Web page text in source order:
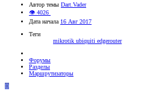
Автор темы Dart.Vader
👁 4026
Дата начала 16 Авг 2017
Теги
mikrotik ubiquiti edgerouter
Форумы
Разделы
Маршрутизаторы
D